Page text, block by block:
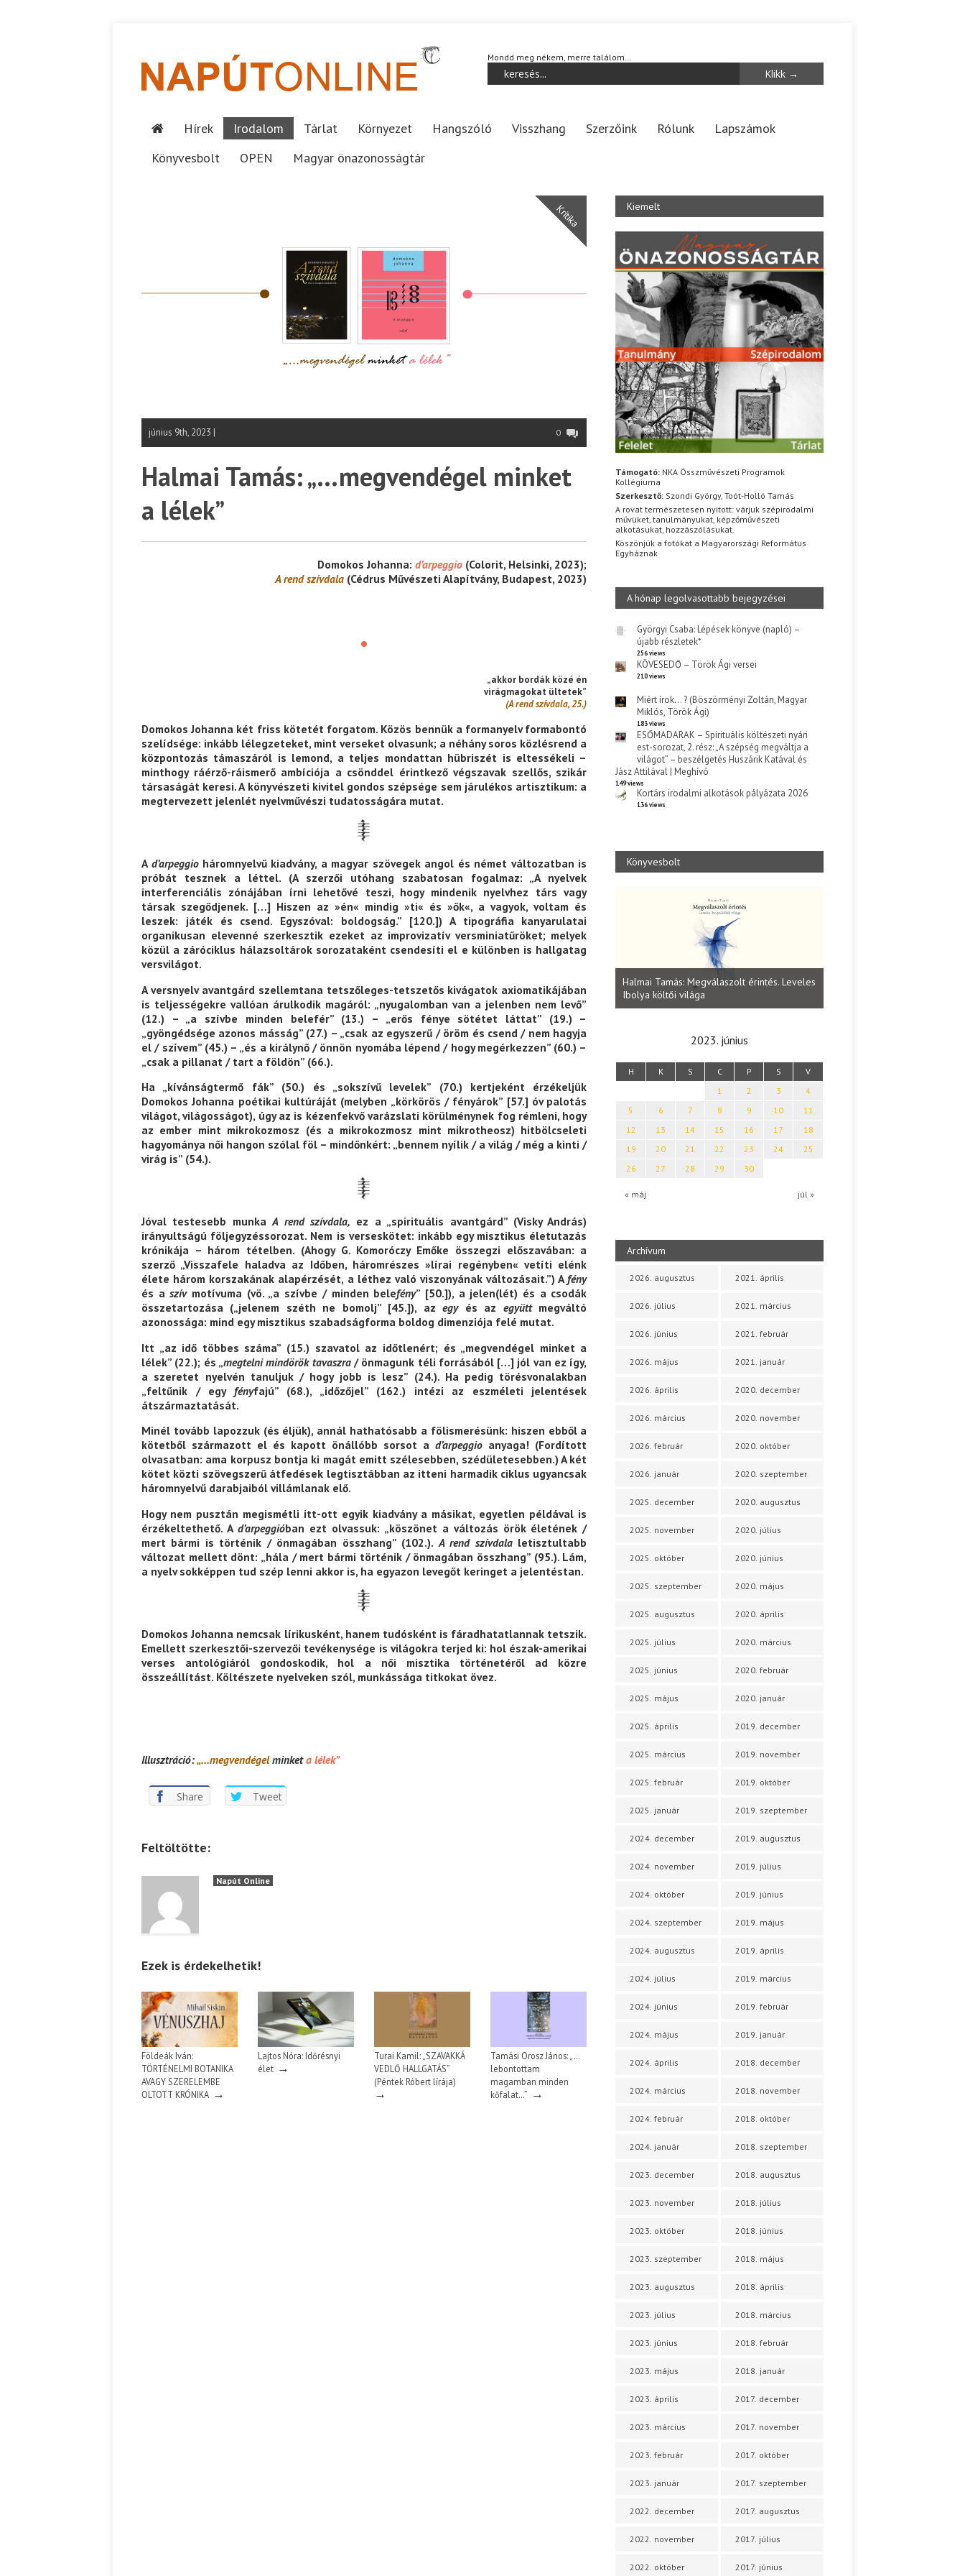
Mondd meg nékem, merre találom…
Hírek Irodalom Tárlat Környezet Hangszóló Visszhang Szerzőink Rólunk
Lapszámok
Könyvesbolt
OPEN Magyar önazonosságtár
Kritika
június 9th, 2023 | 0
Halmai Tamás: „…megvendégel minket
a lélek”
Domokos Johanna:d’arpeggio (Colorit, Helsinki, 2023);
A rend szívdala (Cédrus Művészeti Alapítvány, Budapest, 2023)
•
„akkor bordák közé én
virágmagokat ültetek”
(A rend szívdala, 25.)
Domokos Johanna két friss kötetét forgatom. Közös bennük a formanyelv formabontó
szelídsége: inkább lélegzeteket, mint verseket olvasunk; a néhány soros közlésrend a
központozás támaszáról is lemond, a teljes mondattan hübriszét is eltessékeli –
minthogy ráérző-ráismerő ambíciója a csönddel érintkező végszavak szellős, szikár
társaságát keresi. A könyvészeti kivitel gondos szépsége sem járulékos artisztikum: a
megtervezett jelenlét nyelvművészi tudatosságára mutat.
A d’arpeggioháromnyelvű kiadvány, a magyar szövegek angol és német változatban is
próbát tesznek a léttel. (A szerzői utóhang szabatosan fogalmaz: „A nyelvek
interferenciális zónájában írni lehetővé teszi, hogy mindenik nyelvhez társ vagy
társak szegődjenek. […] Hiszen az »én« mindig »ti« és »ők«, a vagyok, voltam és
leszek: játék és csend. Egyszóval: boldogság.” [120.]) A tipográfia kanyarulatai
organikusan elevenné szerkesztik ezeket az improvizatív versminiatűröket; melyek
közül a záróciklus hálazsoltárok sorozataként csendesíti el e különben is hallgatag
versvilágot.
A versnyelv avantgárd szellemtana tetszőleges-tetszetős kivágatok axiomatikájában
is teljességekre vallóan árulkodik magáról: „nyugalomban van a jelenben nem levő”
(12.) – „a szívbe minden belefér” (13.) – „erős fénye sötétet láttat” (19.) –
„gyöngédsége azonos másság” (27.) – „csak az egyszerű / öröm és csend / nem hagyja
el / szívem” (45.) – „és a királynő / önnön nyomába lépend / hogy megérkezzen” (60.) –
„csak a pillanat / tart a földön” (66.).
Ha „kívánságtermő fák” (50.) és „sokszívű levelek” (70.) kertjeként érzékeljük
Domokos Johanna poétikai kultúráját (melyben „körkörös / fényárok” [57.] óv palotás
világot, világosságot), úgy az is kézenfekvő varázslati körülménynek fog rémleni, hogy
az ember mint mikrokozmosz (és a mikrokozmosz mint mikrotheosz) hitbölcseleti
hagyománya női hangon szólal föl – mindőnkért: „bennem nyílik / a világ / még a kinti /
virág is” (54.).
Jóval testesebb munkaA rend szívdala, ez a „spirituális avantgárd” (Visky András)
irányultságú följegyzéssorozat. Nem is verseskötet: inkább egy misztikus életutazás
krónikája – három tételben. (Ahogy G. Komoróczy Emőke összegzi előszavában: a
szerző „Visszafele haladva az Időben, háromrészes »lírai regényben« vetíti elénk
élete három korszakának alapérzését, a léthez való viszonyának változásait.”) A fény
és aszívmotívuma (vö. „a szívbe / minden belefény” [50.]), a jelen(lét) és a csodák
összetartozása („jelenem széth ne bomolj” [45.]), azegyés az együttmegváltó
azonossága: mind egy misztikus szabadságforma boldog dimenziója felé mutat.
Itt „az idő többes száma” (15.) szavatol az időtlenért; és „megvendégel minket a
lélek” (22.); és „megtelni mindörök tavaszra/ önmagunk téli forrásából […] jól van ez így,
a szeretet nyelvén tanuljuk / hogy jobb is lesz” (24.). Ha pedig törésvonalakban
„feltűnik / egy fényfajú” (68.), „időzőjel” (162.) intézi az eszméleti jelentések
átszármaztatását.
Minél tovább lapozzuk (és éljük), annál hathatósabb a fölismerésünk: hiszen ebből a
kötetből származott el és kapott önállóbb sorsot ad’arpeggio anyaga! (Fordított
olvasatban: ama korpusz bontja ki magát emitt szélesebben, szédületesebben.) A két
kötet közti szövegszerű átfedések legtisztábban az itteni harmadik ciklus ugyancsak
háromnyelvű darabjaiból villámlanak elő.
Hogy nem pusztán megismétli itt-ott egyik kiadvány a másikat, egyetlen példával is
érzékeltethető. A d’arpeggióban ezt olvassuk: „köszönet a változás örök életének /
mert bármi is történik / önmagában összhang” (102.). A rend szívdalaletisztultabb
változat mellett dönt: „hála / mert bármi történik / önmagában összhang” (95.). Lám,
a nyelv sokképpen tud szép lenni akkor is, ha egyazon levegőt keringet a jelentéstan.
Domokos Johanna nemcsak lírikusként, hanem tudósként is fáradhatatlannak tetszik.
Emellett szerkesztői-szervezői tevékenysége is világokra terjed ki: hol észak-amerikai
verses antológiáról gondoskodik, hol a női misztika történetéről ad közre
összeállítást. Költészete nyelveken szól, munkássága titkokat övez.
Illusztráció:„…megvendégelminketa lélek”
Share Tweet
Feltöltötte:
Napút Online
Ezek is érdekelhetik!
Földeák Iván:
TÖRTÉNELMI BOTANIKA
AVAGY SZERELEMBE
OLTOTT KRÓNIKA →
Lajtos Nóra: Időrésnyi
élet →
Turai Kamil: „SZAVAKKÁ
VEDLŐ HALLGATÁS”
(Péntek Róbert lírája)
→
Tamási Orosz János: „…
lebontottam
magamban minden
kőfalat…” →
Kiemelt
Támogató: NKA Összművészeti Programok
Kollégiuma
Szerkesztő: Szondi György, Toót-Holló Tamás
A rovat természetesen nyitott: várjuk szépirodalmi
művüket, tanulmányukat, képzőművészeti
alkotásukat, hozzászólásukat.
Köszönjük a fotókat a Magyarországi Református
Egyháznak
A hónap legolvasottabb bejegyzései
Györgyi Csaba: Lépések könyve (napló) –
újabb részletek*
256 views
KÖVESEDŐ – Török Ági versei
210 views
Miért írok… ? (Böszörményi Zoltán, Magyar
Miklós, Török Ági)
183 views
ESŐMADARAK – Spirituális költészeti nyári
est-sorozat, 2. rész: „A szépség megváltja a
világot” – beszélgetés Huszárik Katával és
Jász Attilával | Meghívó
149 views
Kortárs irodalmi alkotások pályázata 2026
136 views
Könyvesbolt
Káplán Géza: Erotikai kalauz
Rideg Zsófia)
Halmai Tamás: Megválaszolt érintés. Leveles
Ibolya költői világa
Lakatos Fleisz Katalin: Vasárnap
2023. június
H K S C P S V
« máj júl »
1 2 3
4
5
6 7 8 9 10
11
12
13 14 15 16 17
18
19
20 21 22 23 24
25
26
27 28 29 30
Archívum
2026. augusztus
2026. július
2026. június
2026. május
2026. április
2026. március
2026. február
2026. január
2025. december
2025. november
2025. október
2025. szeptember
2025. augusztus
2025. július
2025. június
2025. május
2025. április
2025. március
2025. február
2025. január
2024. december
2024. november
2024. október
2024. szeptember
2024. augusztus
2024. július
2024. június
2024. május
2024. április
2024. március
2024. február
2024. január
2023. december
2023. november
2023. október
2023. szeptember
2023. augusztus
2023. július
2023. június
2023. május
2023. április
2023. március
2023. február
2023. január
2022. december
2022. november
2022. október
2021. április
2021. március
2021. február
2021. január
2020. december
2020. november
2020. október
2020. szeptember
2020. augusztus
2020. július
2020. június
2020. május
2020. április
2020. március
2020. február
2020. január
2019. december
2019. november
2019. október
2019. szeptember
2019. augusztus
2019. július
2019. június
2019. május
2019. április
2019. március
2019. február
2019. január
2018. december
2018. november
2018. október
2018. szeptember
2018. augusztus
2018. július
2018. június
2018. május
2018. április
2018. március
2018. február
2018. január
2017. december
2017. november
2017. október
2017. szeptember
2017. augusztus
2017. július
2017. június